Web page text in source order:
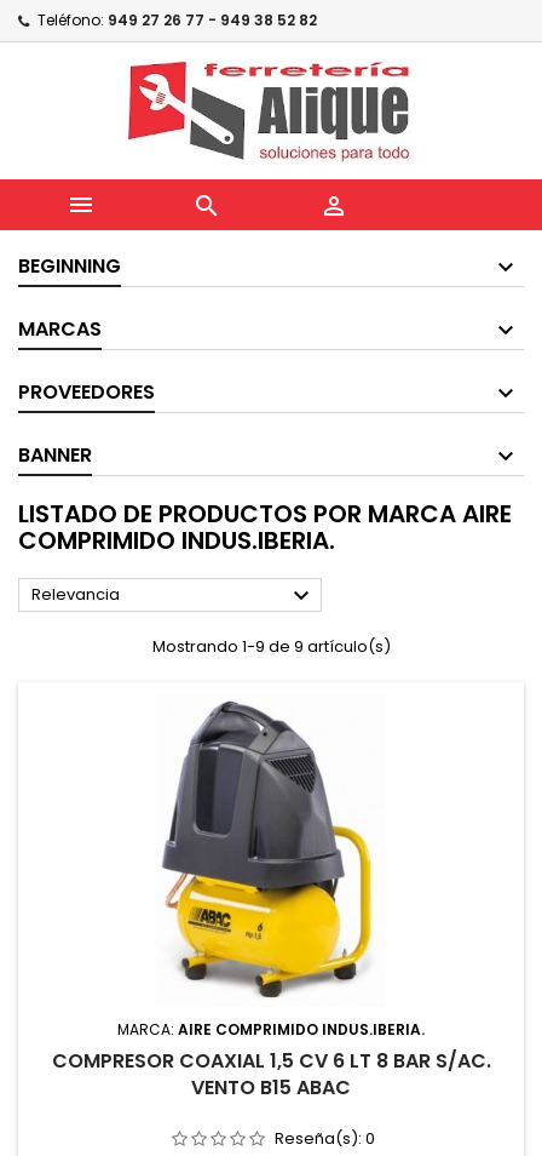
Teléfono: 949 27 26 77 - 949 38 52 82
  
BEGINNING
MARCAS
PROVEEDORES
BANNER
LISTADO DE PRODUCTOS POR MARCA AIRE
COMPRIMIDO INDUS.IBERIA.
Relevancia 
Mostrando 1-9 de 9 artículo(s)
MARCA: AIRE COMPRIMIDO INDUS.IBERIA.
COMPRESOR COAXIAL 1,5 CV 6 LT 8 BAR S/AC.
VENTO B15 ABAC
Reseña(s): 0